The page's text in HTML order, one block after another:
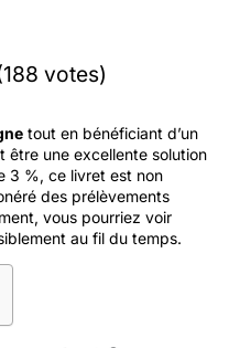
votes)
tout en bénéficiant d’un
être une excellente solution
3 %, ce livret est non
des prélèvements
vous pourriez voir
au fil du temps.